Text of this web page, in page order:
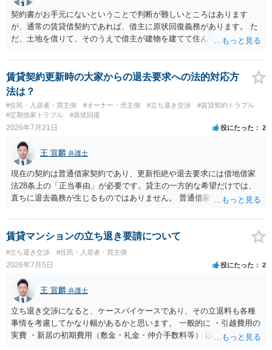
契約書がお手元にないということで判断が難しいところはあります
が、通常の賃貸借契約であれば、借主に原状回復義務があります。 た
だ、土地を借りて、そのうえで借主が建物を建てて住んでいたケース
であれば、建物を収去して土地を明渡す義務は原則生じないはずで
す。 その後、建物を平屋に立て替えた場合であっても、貸主の承諾を
得ているのであれば、単純に費用を捻出した側に平屋の所有権が帰属
する、という話になるわけでもないように思います。 そのため、現
状、解体費用を負担することが明確な案件ではないため、まずは相手
に請求の根拠（なぜ当方が平屋の解体費用を負担しなければならない
賃貸契約更新時の大家からの退去要求への法的対応方
法は？
#住民・入居者・買主側 #オーナー・売主側 #立ち退き交渉
#賃貸契約トラブル
#定期借家トラブル
#原状回復
2026年7月21日 役にたった 2
王 宣麟 弁護士
現在の契約は普通借家契約であり、更新拒絶や退去要求には借地借家
法28条上の「正当事由」が必要です。貸主の一方的な希望だけでは、
直ちに退去義務が生じるものではありません。 普通借家契約から定期
新たな定期借家契約を締結する形になりますが、これは任意の合意が
前提であり、借主が同意しなければ成立しません。 12年間の居住実
績、子どもの学校や地域とのつながり、転居費用の準備が困難な事情
などは、借主側の強い居住継続の必要性として正当事由判断において
重視される要素ですので、貸主側にかなり具体的な事情と立退料など
がない限り、更新拒絶が認められるハードルは一般的に高いと考えら
れます。 建物が未登記であること自体は、賃貸借契約の有効性を直ち
に否定するものではなく、引渡しがされていれば賃貸借の効力は原則
有効とされています。 今後の交渉では、①現在は普通借家契約が継続
しており定期借家への変更に合意していないこと、②貸主側の事情
（誰が所有者で誰が実際に住む予定か等）を具体的に書面で説明して
賃貸マンションの立ち退き要請について
#立ち退き交渉 #住民・入居者・買主側
2026年7月5日 役にたった 2
王 宣麟 弁護士
立ち退き交渉になると、ケースバイケースであり、その立退料も各種
事情を考慮してかなり幅があるかと思います。 一般的に ・引越費用の
実費 ・新居の初期費用（敷金・礼金・仲介手数料等） は固い部分かと